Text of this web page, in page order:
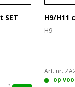
SET H9/H11
H9
Art. nr.:
op